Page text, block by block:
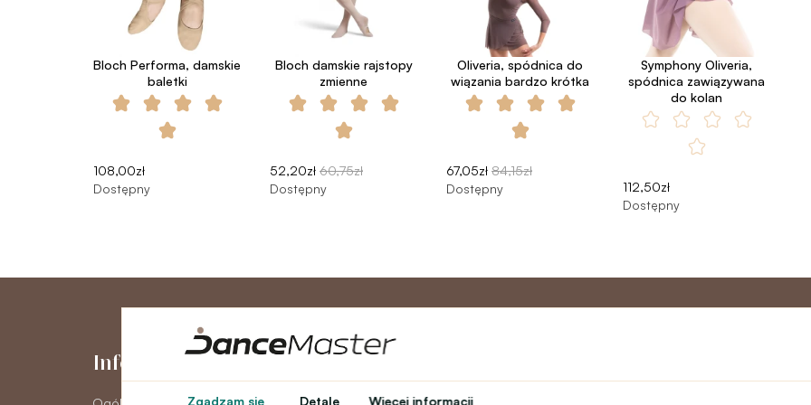
Zgadzam się Detale Więcej informacji
Bloch Performa, damskie
baletki
108,00zł
Dostępny
Bloch damskie rajstopy
zmienne
52,20zł 60,75zł
Dostępny
Oliveria, spódnica do
wiązania bardzo krótka
67,05zł 84,15zł
Dostępny
Symphony Oliveria,
spódnica zawiązywana
do kolan
112,50zł
Dostępny
Informacje
partnerski